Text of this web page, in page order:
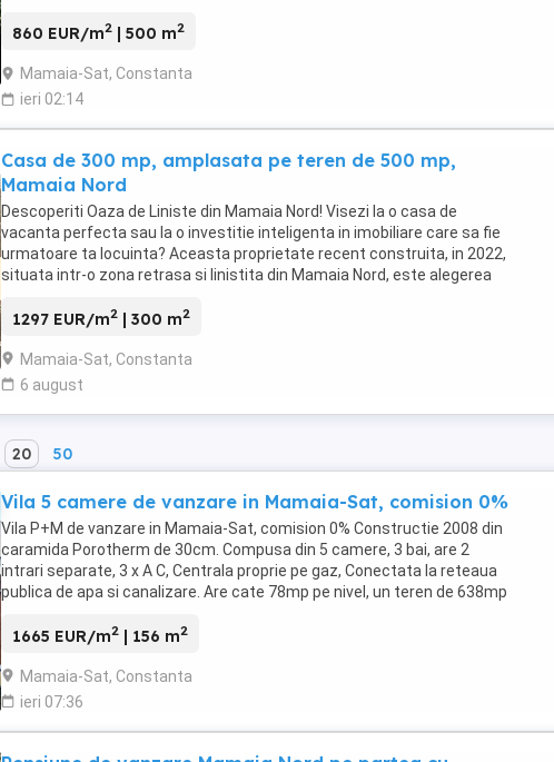
860 EUR/m2 | 500 m2
Mamaia-Sat, Constanta
ieri 02:14
Casa de 300 mp, amplasata pe teren de 500 mp,
Mamaia Nord
Descoperiti Oaza de Liniste din Mamaia Nord! Visezi la o casa de
vacanta perfecta sau la o investitie inteligenta in imobiliare care sa fie
urmatoare ta locuinta? Aceasta proprietate recent construita, in 2022,
situata intr-o zona retrasa si linistita din Mamaia Nord, este alegerea
1297 EUR/m2 | 300 m2
Mamaia-Sat, Constanta
6 august
20 50
Vila 5 camere de vanzare in Mamaia-Sat, comision 0%
Vila P+M de vanzare in Mamaia-Sat, comision 0% Constructie 2008 din
caramida Porotherm de 30cm. Compusa din 5 camere, 3 bai, are 2
intrari separate, 3 x A C, Centrala proprie pe gaz, Conectata la reteaua
publica de apa si canalizare. Are cate 78mp pe nivel, un teren de 638mp
1665 EUR/m2 | 156 m2
Mamaia-Sat, Constanta
ieri 07:36